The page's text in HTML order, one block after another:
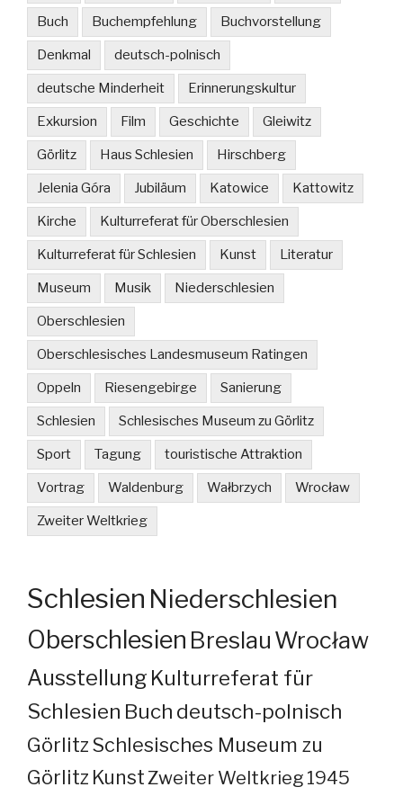
Buch Buchempfehlung Buchvorstellung
Denkmal deutsch-polnisch
deutsche Minderheit Erinnerungskultur
Exkursion Film Geschichte Gleiwitz
Görlitz Haus Schlesien Hirschberg
Jelenia Góra Jubiläum Katowice Kattowitz
Kirche Kulturreferat für Oberschlesien
Kulturreferat für Schlesien Kunst Literatur
Museum Musik Niederschlesien
Oberschlesien
Oberschlesisches Landesmuseum Ratingen
Oppeln Riesengebirge Sanierung
Schlesien Schlesisches Museum zu Görlitz
Sport Tagung touristische Attraktion
Vortrag Waldenburg Wałbrzych Wrocław
Zweiter Weltkrieg
Schlesien Niederschlesien
Oberschlesien Breslau Wrocław
Ausstellung Kulturreferat für
Schlesien Buch deutsch-polnisch
GörlitzSchlesisches Museum zu
Görlitz KunstZweiter Weltkrieg 1945